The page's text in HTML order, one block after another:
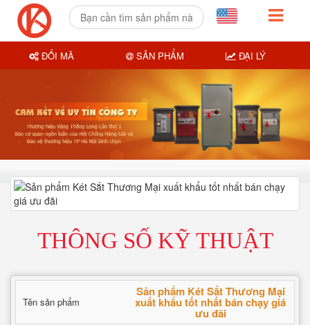
THÔNG SỐ KỸ THUẬT
Tên sản phẩm
Sản phẩm Két Sắt Thương Mại
xuất khẩu tốt nhất bán chạy giá
ưu đãi
ĐỔI MÃ SẢN PHẨM ĐẠI LÝ